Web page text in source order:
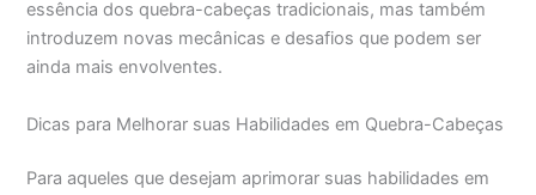
essência dos quebra-cabeças tradicionais, mas também
introduzem novas mecânicas e desafios que podem ser
ainda mais envolventes.
Dicas para Melhorar suas Habilidades em Quebra-Cabeças
Para aqueles que desejam aprimorar suas habilidades em